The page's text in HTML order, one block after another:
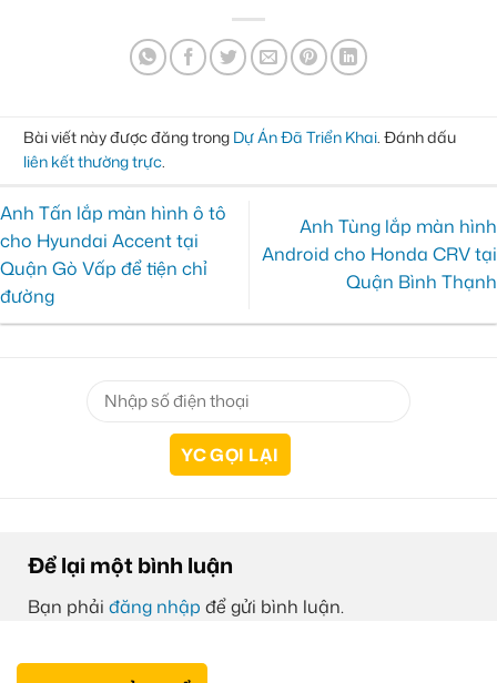
Bài viết này được đăng trong Dự Án Đã Triển Khai. Đánh dấu
liên kết thường trực.
Anh Tấn lắp màn hình ô tô
cho Hyundai Accent tại
Quận Gò Vấp để tiện chỉ
đường
Anh Tùng lắp màn hình
Android cho Honda CRV tại
Quận Bình Thạnh
Để lại một bình luận
Bạn phải đăng nhập để gửi bình luận.